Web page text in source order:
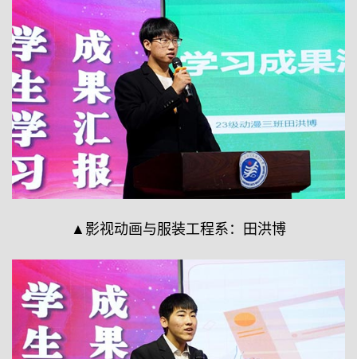
▲影视动画与服装工程系：田洪博